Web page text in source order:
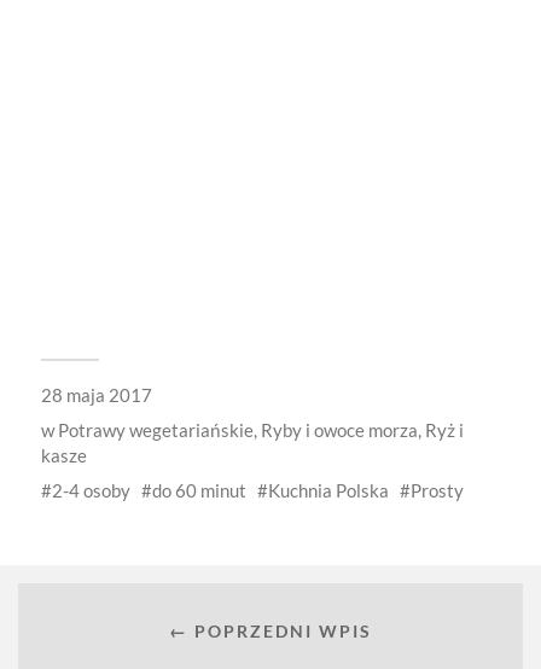
28 maja 2017
wPotrawy wegetariańskie, Ryby i owoce morza, Ryż i
kasze
2-4 osoby
do 60 minut Kuchnia Polska Prosty
← POPRZEDNI WPIS